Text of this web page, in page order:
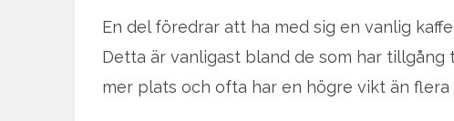
En del föredrar att ha med sig en vanlig
Detta är vanligast bland de som har
mer plats och ofta har en högre vikt än